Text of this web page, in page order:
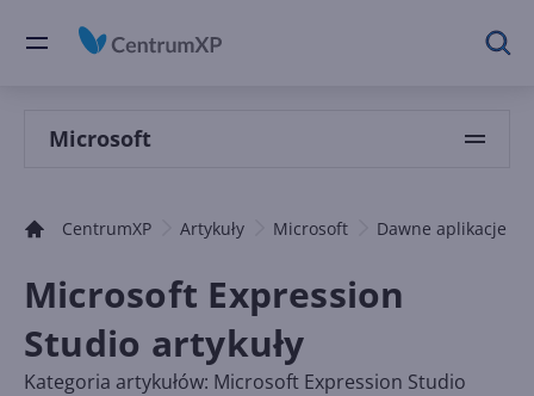
Microsoft
CentrumXP Artykuły Microsoft Dawne aplikacje
Microsoft Expression
Studio artykuły
Kategoria artykułów: Microsoft Expression Studio